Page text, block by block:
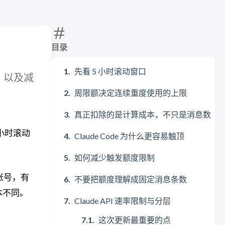
目录
先看 5 小时滚动窗口
周限额决定连续重度使用的上限
真正扣除的是计算成本，不只是消息数
Claude Code 为什么更容易触顶
如何减少触发额度限制
不要把额度理解成固定消息条数
Claude API 速率限制与分层
这次更新最重要的点
以及减
时滚动
号，有
同。